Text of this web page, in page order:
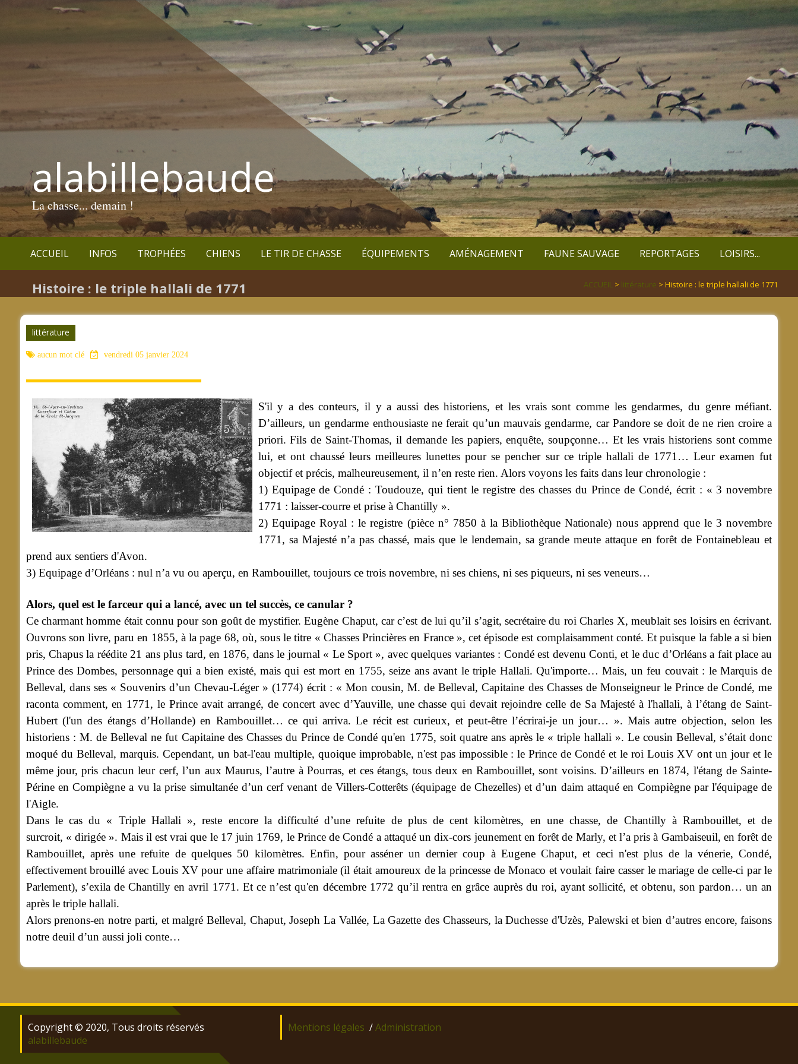
alabillebaude
La chasse... demain !
ACCUEIL INFOS TROPHÉES CHIENS LE TIR DE CHASSE ÉQUIPEMENTS AMÉNAGEMENT FAUNE SAUVAGE REPORTAGES LOISIRS...
Histoire : le triple hallali de 1771 ACCUEIL > littérature > Histoire : le triple hallali de 1771
littérature
aucun mot clé vendredi 05 janvier 2024
S'il y a des conteurs, il y a aussi des historiens, et les vrais sont comme les gendarmes, du genre méfiant.
D’ailleurs, un gendarme enthousiaste ne ferait qu’un mauvais gendarme, car Pandore se doit de ne rien croire a
priori. Fils de Saint-Thomas, il demande les papiers, enquête, soupçonne… Et les vrais historiens sont comme
lui, et ont chaussé leurs meilleures lunettes pour se pencher sur ce triple hallali de 1771… Leur examen fut
objectif et précis, malheureusement, il n’en reste rien. Alors voyons les faits dans leur chronologie :
1) Equipage de Condé : Toudouze, qui tient le registre des chasses du Prince de Condé, écrit : « 3 novembre
1771 : laisser-courre et prise à Chantilly ».
2) Equipage Royal : le registre (pièce n° 7850 à la Bibliothèque Nationale) nous apprend que le 3 novembre
1771, sa Majesté n’a pas chassé, mais que le lendemain, sa grande meute attaque en forêt de Fontainebleau et
prend aux sentiers d'Avon.
3) Equipage d’Orléans : nul n’a vu ou aperçu, en Rambouillet, toujours ce trois novembre, ni ses chiens, ni ses piqueurs, ni ses veneurs…
Alors, quel est le farceur qui a lancé, avec un tel succès, ce canular ?
Ce charmant homme était connu pour son goût de mystifier. Eugène Chaput, car c’est de lui qu’il s’agit, secrétaire du roi Charles X, meublait ses loisirs en écrivant.
Ouvrons son livre, paru en 1855, à la page 68, où, sous le titre « Chasses Princières en France », cet épisode est complaisamment conté. Et puisque la fable a si bien
pris, Chapus la réédite 21 ans plus tard, en 1876, dans le journal « Le Sport », avec quelques variantes : Condé est devenu Conti, et le duc d’Orléans a fait place au
Prince des Dombes, personnage qui a bien existé, mais qui est mort en 1755, seize ans avant le triple Hallali. Qu'importe… Mais, un feu couvait : le Marquis de
Belleval, dans ses « Souvenirs d’un Chevau-Léger » (1774) écrit : « Mon cousin, M. de Belleval, Capitaine des Chasses de Monseigneur le Prince de Condé, me
raconta comment, en 1771, le Prince avait arrangé, de concert avec d’Yauville, une chasse qui devait rejoindre celle de Sa Majesté à l'hallali, à l’étang de Saint-
Hubert (l'un des étangs d’Hollande) en Rambouillet… ce qui arriva. Le récit est curieux, et peut-être l’écrirai-je un jour… ». Mais autre objection, selon les
historiens : M. de Belleval ne fut Capitaine des Chasses du Prince de Condé qu'en 1775, soit quatre ans après le « triple hallali ». Le cousin Belleval, s’était donc
moqué du Belleval, marquis. Cependant, un bat-l'eau multiple, quoique improbable, n'est pas impossible : le Prince de Condé et le roi Louis XV ont un jour et le
même jour, pris chacun leur cerf, l’un aux Maurus, l’autre à Pourras, et ces étangs, tous deux en Rambouillet, sont voisins. D’ailleurs en 1874, l'étang de Sainte-
Périne en Compiègne a vu la prise simultanée d’un cerf venant de Villers-Cotterêts (équipage de Chezelles) et d’un daim attaqué en Compiègne par l'équipage de
l'Aigle.
Dans le cas du « Triple Hallali », reste encore la difficulté d’une refuite de plus de cent kilomètres, en une chasse, de Chantilly à Rambouillet, et de
surcroit, « dirigée ». Mais il est vrai que le 17 juin 1769, le Prince de Condé a attaqué un dix-cors jeunement en forêt de Marly, et l’a pris à Gambaiseuil, en forêt de
Rambouillet, après une refuite de quelques 50 kilomètres. Enfin, pour asséner un dernier coup à Eugene Chaput, et ceci n'est plus de la vénerie, Condé,
effectivement brouillé avec Louis XV pour une affaire matrimoniale (il était amoureux de la princesse de Monaco et voulait faire casser le mariage de celle-ci par le
Parlement), s’exila de Chantilly en avril 1771. Et ce n’est qu'en décembre 1772 qu’il rentra en grâce auprès du roi, ayant sollicité, et obtenu, son pardon… un an
après le triple hallali.
Alorsprenons-en notre parti, et malgré Belleval, Chaput, Joseph La Vallée, La Gazette des Chasseurs, la Duchesse d'Uzès, Palewski et bien d’autres encore, faisons
notre deuil d’un aussi joli conte…
Copyright © 2020, Tous droits réservés
alabillebaude
Mentions légales /Administration